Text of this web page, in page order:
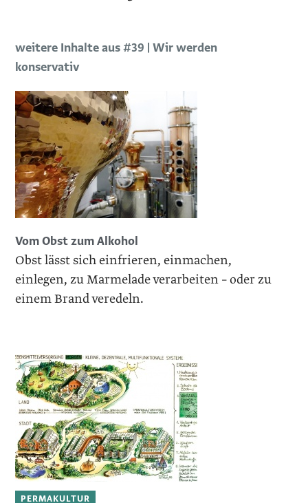
weitere Inhalte aus #39 | Wir werden
konservativ
Vom Obst zum Alkohol
Obst lässt sich einfrieren, ein­machen,
einlegen, zu Marmelade verarbeiten – oder zu
einem Brand veredeln.
PERMAKULTUR